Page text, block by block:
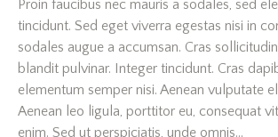
Proin faucibus nec mauris a sodales, sed
tincidunt. Sed eget viverra egestas nisi in
sodales augue a accumsan. Cras
blandit pulvinar. Integer tincidunt. Cras
elementum semper nisi. Aenean vulputate
Aenean leo ligula, porttitor eu, consequat
enim. Sed ut perspiciatis, unde omnis…